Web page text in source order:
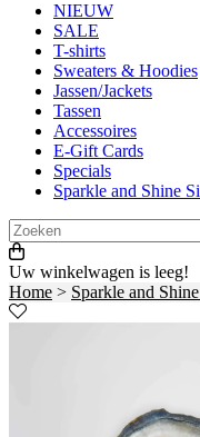
NIEUW
SALE
T-shirts
Sweaters & Hoodies
Jassen/Jackets
Tassen
Accessoires
E-Gift Cards
Specials
Sparkle and Shine
Uw winkelwagen is leeg!
Home > Sparkle and